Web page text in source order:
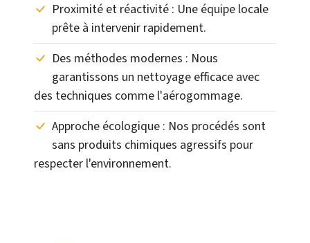
Proximité et réactivité : Une équipe locale
prête à intervenir rapidement.
Des méthodes modernes : Nous
garantissons un nettoyage efficace avec
des techniques comme l'aérogommage.
Approche écologique : Nos procédés sont
sans produits chimiques agressifs pour
respecter l'environnement.